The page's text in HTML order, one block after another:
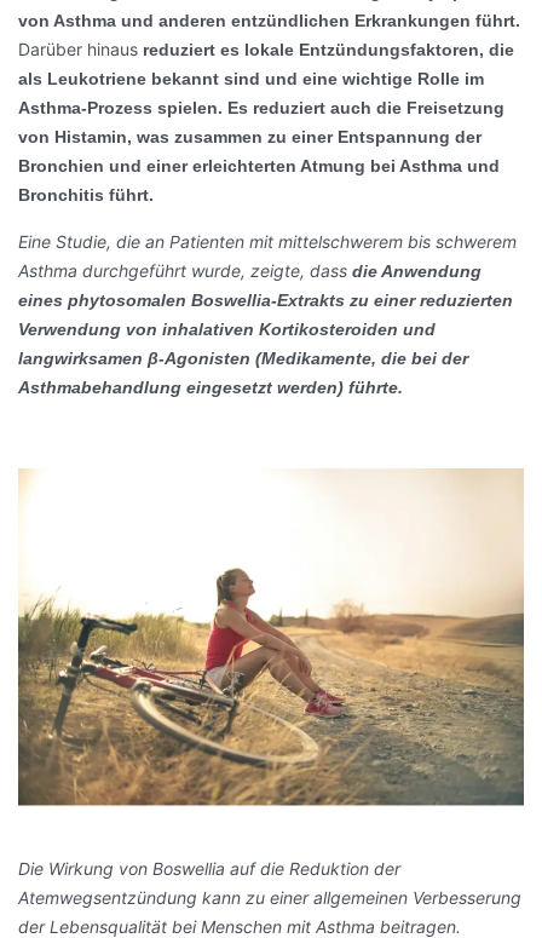
von Asthma und anderen entzündlichen Erkrankungen führt.
Darüber hinaus reduziert es lokale Entzündungsfaktoren, die
als Leukotriene bekannt sind und eine wichtige Rolle im
Asthma-Prozess spielen. Es reduziert auch die Freisetzung
von Histamin, was zusammen zu einer Entspannung der
Bronchien und einer erleichterten Atmung bei Asthma und
Bronchitis führt.
Eine Studie, die an Patienten mit mittelschwerem bis schwerem
Asthma durchgeführt wurde, zeigte, dass die Anwendung
eines phytosomalen Boswellia-Extrakts zu einer reduzierten
Verwendung von inhalativen Kortikosteroiden und
langwirksamen β-Agonisten (Medikamente, die bei der
Asthmabehandlung eingesetzt werden) führte.
Die Wirkung von Boswellia auf die Reduktion der
Atemwegsentzündung kann zu einer allgemeinen Verbesserung
der Lebensqualität bei Menschen mit Asthma beitragen.